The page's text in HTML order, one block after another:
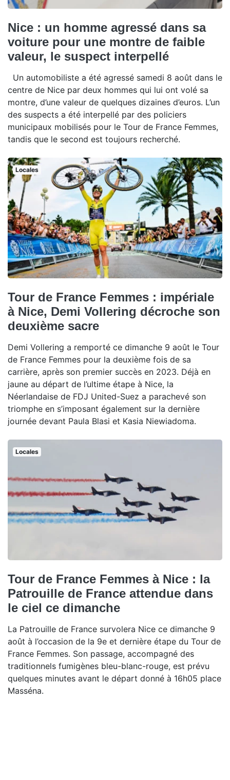
Nice : un homme agressé dans sa
voiture pour une montre de faible
valeur, le suspect interpellé
Un automobiliste a été agressé samedi 8 août dans le
centre de Nice par deux hommes qui lui ont volé sa
montre, d’une valeur de quelques dizaines d’euros. L’un
des suspects a été interpellé par des policiers
municipaux mobilisés pour le Tour de France Femmes,
tandis que le second est toujours recherché.
Locales
Tour de France Femmes : impériale
à Nice, Demi Vollering décroche son
deuxième sacre
Demi Vollering a remporté ce dimanche 9 août le Tour
de France Femmes pour la deuxième fois de sa
carrière, après son premier succès en 2023. Déjà en
jaune au départ de l’ultime étape à Nice, la
Néerlandaise de FDJ United-Suez a parachevé son
triomphe en s’imposant également sur la dernière
journée devant Paula Blasi et Kasia Niewiadoma.
Locales
Tour de France Femmes à Nice : la
Patrouille de France attendue dans
le ciel ce dimanche
La Patrouille de France survolera Nice ce dimanche 9
août à l’occasion de la 9e et dernière étape du Tour de
France Femmes. Son passage, accompagné des
traditionnels fumigènes bleu-blanc-rouge, est prévu
quelques minutes avant le départ donné à 16h05 place
Masséna.